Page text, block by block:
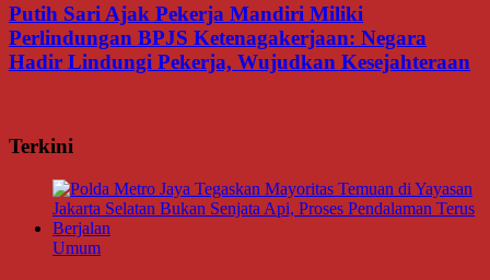
Putih Sari Ajak Pekerja Mandiri Miliki
Perlindungan BPJS Ketenagakerjaan: Negara
Hadir Lindungi Pekerja, Wujudkan Kesejahteraan
Terkini
Umum